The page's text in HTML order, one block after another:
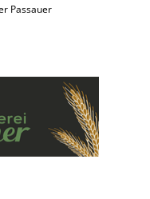
Passauer